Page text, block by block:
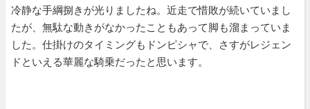
冷静な手綱捌きが光りましたね。近走で惜敗が続いていまし
たが、無駄な動きがなかったこともあって脚も溜まっていま
した。仕掛けのタイミングもドンピシャで、さすがレジェン
ドといえる華麗な騎乗だったと思います。